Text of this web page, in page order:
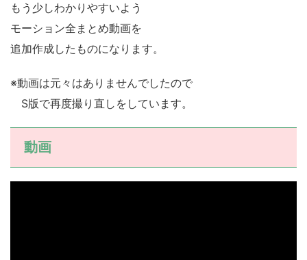
もう少しわかりやすいよう
モーション全まとめ動画を
追加作成したものになります。
※動画は元々はありませんでしたので
S版で再度撮り直しをしています。
動画